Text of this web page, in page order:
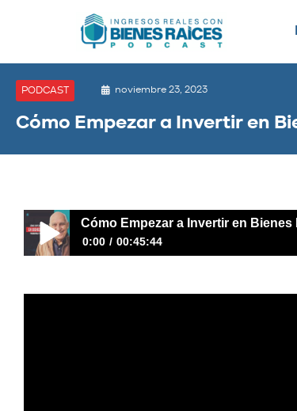
PODCAST noviembre 23, 2023
Cómo Empezar a Invertir en
Cómo Empezar a Invertir en
0:00 00:45:44